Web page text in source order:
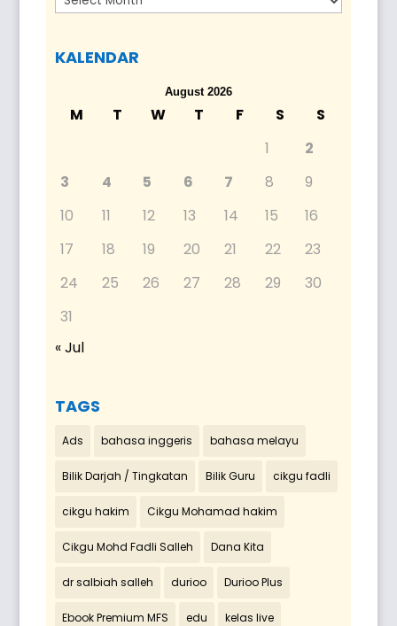
KALENDAR
August 2026
M T W T F S
S
1
2
3
4 5 6 7 8
9
10
11 12 13 14 15
16
17
18 19 20 21 22
23
24
25 26 27 28 29
30
31
« Jul
TAGS
Ads bahasa inggeris bahasa melayu
Bilik Darjah / Tingkatan Bilik Guru cikgu fadli
cikgu hakim Cikgu Mohamad hakim
Cikgu Mohd Fadli Salleh Dana Kita
dr salbiah salleh durioo Durioo Plus
Ebook Premium MFS edu kelas live